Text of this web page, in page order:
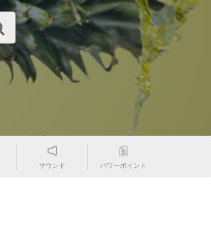
サウンド パワーポイント